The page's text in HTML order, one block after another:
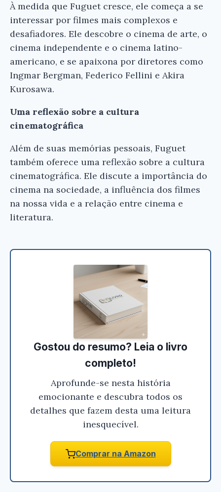
À medida que Fuguet cresce, ele começa a se
interessar por filmes mais complexos e
desafiadores. Ele descobre o cinema de arte, o
cinema independente e o cinema latino-
americano, e se apaixona por diretores como
Ingmar Bergman, Federico Fellini e Akira
Kurosawa.
Uma reflexão sobre a cultura
cinematográfica
Além de suas memórias pessoais, Fuguet
também oferece uma reflexão sobre a cultura
cinematográfica. Ele discute a importância do
cinema na sociedade, a influência dos filmes
na nossa vida e a relação entre cinema e
literatura.
Gostou do resumo? Leia o livro
completo!
Aprofunde-se nesta história
emocionante e descubra todos os
detalhes que fazem desta uma leitura
inesquecível.
Comprar na Amazon